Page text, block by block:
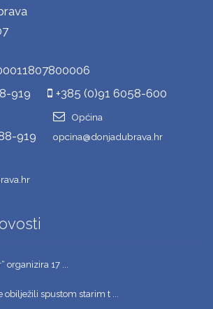
919
+385 (0)91 6058-600
919
Općina
opcina@donjadubrava.hr
organizira 17 ...
obilježili spustom starim t ...